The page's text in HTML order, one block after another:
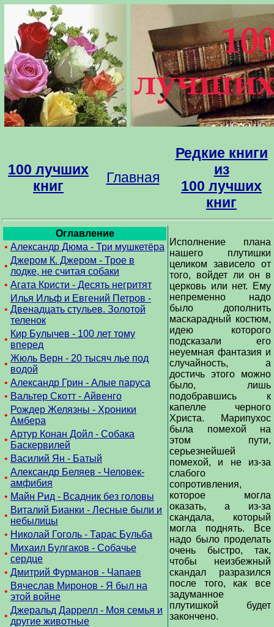
100 лучших
книг
Главная
Редкие книги
из
100 лучших
книг
Оглавление
• Александр Дюма - Три мушкетёра
•
Джером К. Джером - Трое в
лодке, не считая собаки
• Агата Кристи - Десять негритят
•
Илья Ильф и Евгений Петров -
Двенадцать стульев. Золотой
теленок
•
Кир Булычев - 100 лет тому
вперед
•
Жюль Верн - 20 тысяч лье под
водой
• Александр Грин - Алые паруса
• Вальтер Скотт - Айвенго
•
Рождер Желязны - Хроники
Амбера
•
Артур Конан Дойл - Собака
Баскервилей
• Василий Ян - Батый
•
Александр Беляев - Человек-
амфибия
• Майн Рид - Всадник без головы
•
Виталий Бианки - Лесные были и
небылицы
• Николай Гоголь - Тарас Бульба
•
Михаил Булгаков - Собачье
сердце
• Дмитрий Фурманов - Чапаев
•
Вячеслав Миронов - Я был на
этой войне
•
Джеральд Даррелл - Моя семья и
другие животные
Исполнение плана
нашего плутишки
целиком зависело от
того, войдет ли он в
церковь или нет. Ему
непременно надо
было дополнить
маскарадный костюм,
идею которого
подсказали его
неуемная фантазия и
случайность, а
достичь этого можно
было, лишь
подобравшись к
капелле черного
Христа. Марипухос
была помехой на
этом пути,
серьезнейшей
помехой, и не из-за
слабого
сопротивления,
которое могла
оказать, а из-за
скандала, который
могла поднять. Все
надо было проделать
очень быстро, так,
чтобы неизбежный
скандал разразился
после того, как все
задуманное
плутишкой будет
закончено.